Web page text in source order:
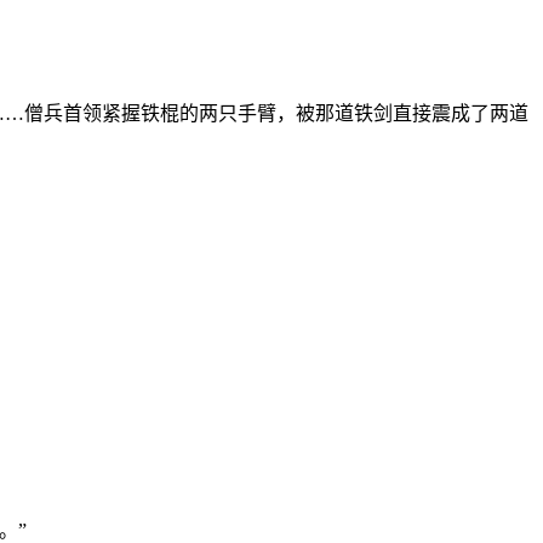
僧兵首领紧握铁棍的两只手臂，被那道铁剑直接震成了两道
”